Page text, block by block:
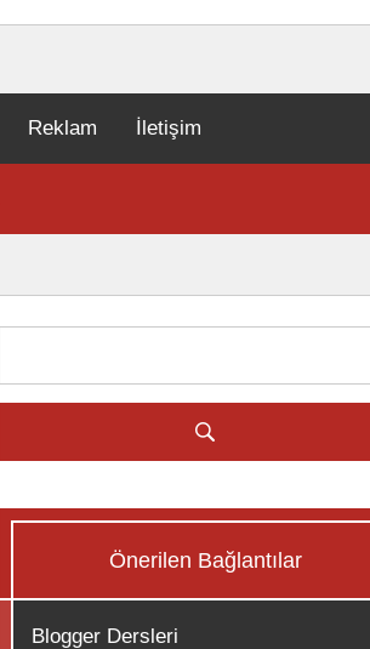
Reklam İletişim
Önerilen Bağlantılar
Blogger Dersleri